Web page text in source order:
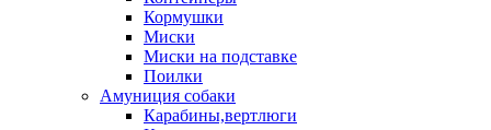
Кормушки
Миски
Миски на подставке
Поилки
Амуниция собаки
Карабины,вертлюги